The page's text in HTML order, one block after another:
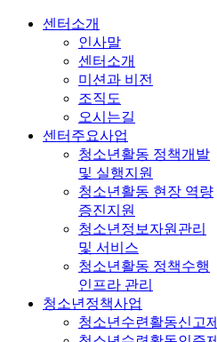
센터소개
인사말
센터소개
미션과 비전
조직도
오시는길
센터주요사업
청소년활동 정책개발
및 실행지원
청소년활동 현장 역량
증진지원
청소년정보자원관리
및 서비스
청소년활동 정책수행
인프라 관리
청소년정책사업
청소년수련활동신고제